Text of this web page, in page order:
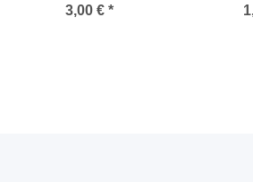
3,00 € *